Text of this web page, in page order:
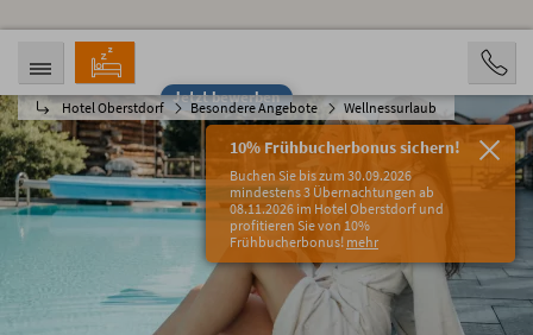
Jetzt bewerben
Hotel Oberstdorf Besondere Angebote Wellnessurlaub
10% Frühbucherbonus sichern!
Buchen Sie bis zum 30.09.2026
mindestens 3 Übernachtungen ab
08.11.2026 im Hotel Oberstdorf und
profitieren Sie von 10%
Frühbucherbonus! mehr
ANREISE
09.08.2026
ABREISE
14.08.2026
PERSONEN
2 Personen